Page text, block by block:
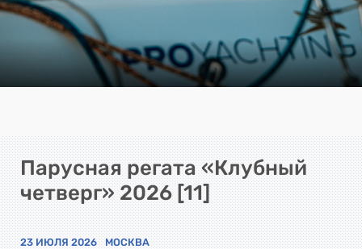
Парусная регата «Клубный
четверг» 2026 [11]
23 ИЮЛЯ 2026 МОСКВА